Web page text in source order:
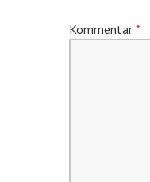
Kommentar *